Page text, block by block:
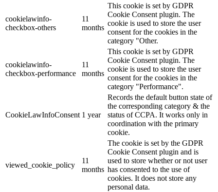
cookielawinfo-
checkbox-others
11
months
This cookie is set by GDPR
Cookie Consent plugin. The
cookie is used to store the user
consent for the cookies in the
category "Other.
cookielawinfo-
checkbox-performance
11
months
This cookie is set by GDPR
Cookie Consent plugin. The
cookie is used to store the user
consent for the cookies in the
category "Performance".
CookieLawInfoConsent 1 year
Records the default button state of
the corresponding category & the
status of CCPA. It works only in
coordination with the primary
cookie.
viewed_cookie_policy
11
months
The cookie is set by the GDPR
Cookie Consent plugin and is
used to store whether or not user
has consented to the use of
cookies. It does not store any
personal data.